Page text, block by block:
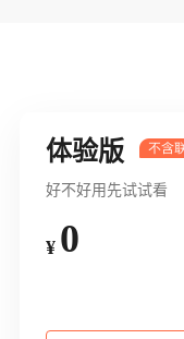
体验版
好不好用先试试看
¥ 0